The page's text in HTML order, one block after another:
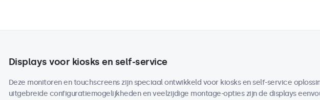
Displays voor kiosks en self-service
Deze monitoren en touchscreens zijn speciaal ontwikkeld voor kiosks en self-service
uitgebreide configuratiemogelijkheden en veelzijdige montage-opties zijn de displays